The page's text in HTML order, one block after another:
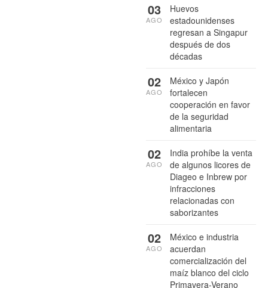
Huevos
estadounidenses
regresan a Singapur
después de dos
décadas
03
AGO
México y Japón
fortalecen
cooperación en favor
de la seguridad
alimentaria
02
AGO
India prohíbe la venta
de algunos licores de
Diageo e Inbrew por
infracciones
relacionadas con
saborizantes
02
AGO
México e industria
acuerdan
comercialización del
maíz blanco del ciclo
Primavera-Verano
02
AGO